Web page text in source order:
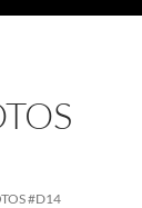
#D14